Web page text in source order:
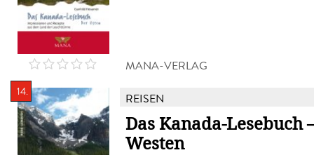
MANA-VERLAG
14. REISEN
Das Kanada-Lesebuch
Westen